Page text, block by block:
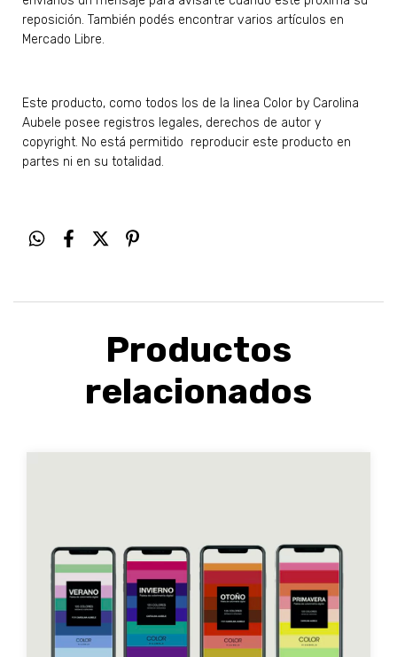
reposición. También podés encontrar varios artículos en
Mercado Libre.
Este producto, como todos los de la linea Color by Carolina
Aubele posee registros legales, derechos de autor y
copyright. No está permitido reproducir este producto en
partes ni en su totalidad.
Productos
relacionados